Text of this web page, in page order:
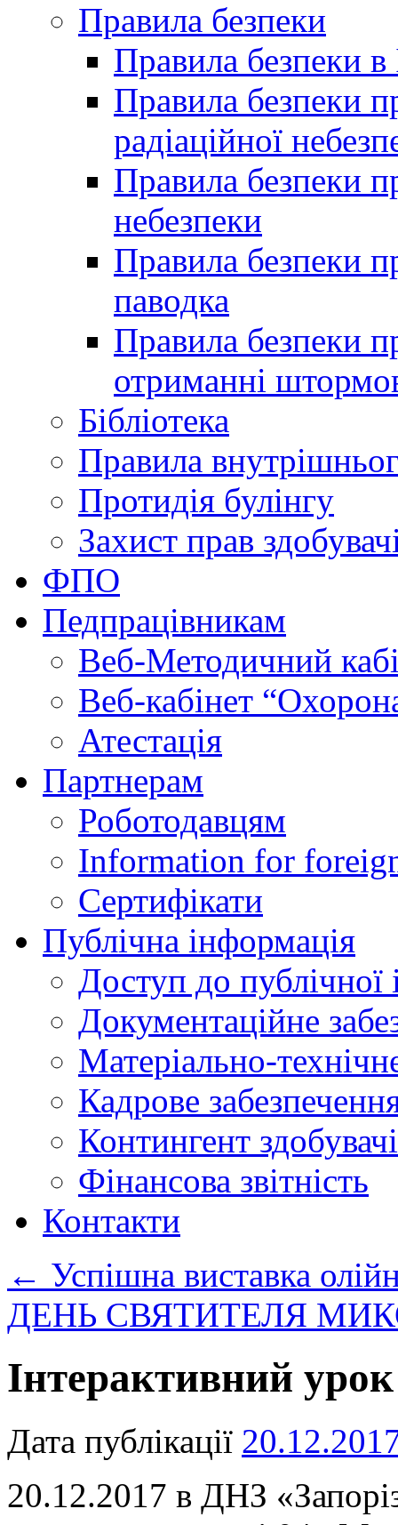
Правила безпеки
Правила безпеки в
Правила безпеки
радіаційної
Правила безпеки
небезпеки
Правила безпеки
паводка
Правила безпеки
отриманні
Бібліотека
Правила
Протидія булінгу
Захист прав
ФПО
Педпрацівникам
Веб-Методичний
Веб-кабінет
Атестація
Партнерам
Роботодавцям
Information for
Сертифікати
Публічна інформація
Доступ до публічної
Документаційне
Матеріально-
Кадрове
Контингент
Фінансова звітність
Контакти
← Успішна виставка
ДЕНЬ СВЯТИТЕЛЯ
Інтерактивний урок
Дата публікації
20.12.2017 в ДНЗ